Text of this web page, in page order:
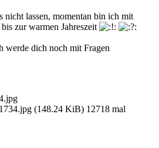
nicht lassen, momentan bin ich mit
bis zur warmen Jahreszeit
werde dich noch mit Fragen
(148.24 KiB) 12718 mal